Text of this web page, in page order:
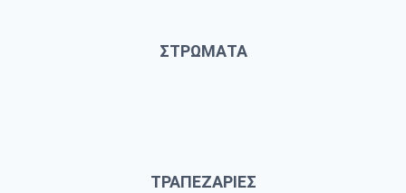
ΣΤΡΩΜΑΤΑ
ΤΡΑΠΕΖΑΡΙΕΣ